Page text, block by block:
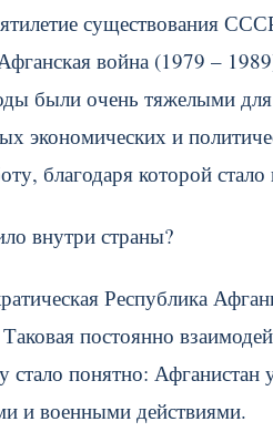
существования
война (1979 –
были очень тяжелыми для
экономических и
благодаря которой
внутри страны?
Республика
постоянно
стало понятно:
и военными действиями.